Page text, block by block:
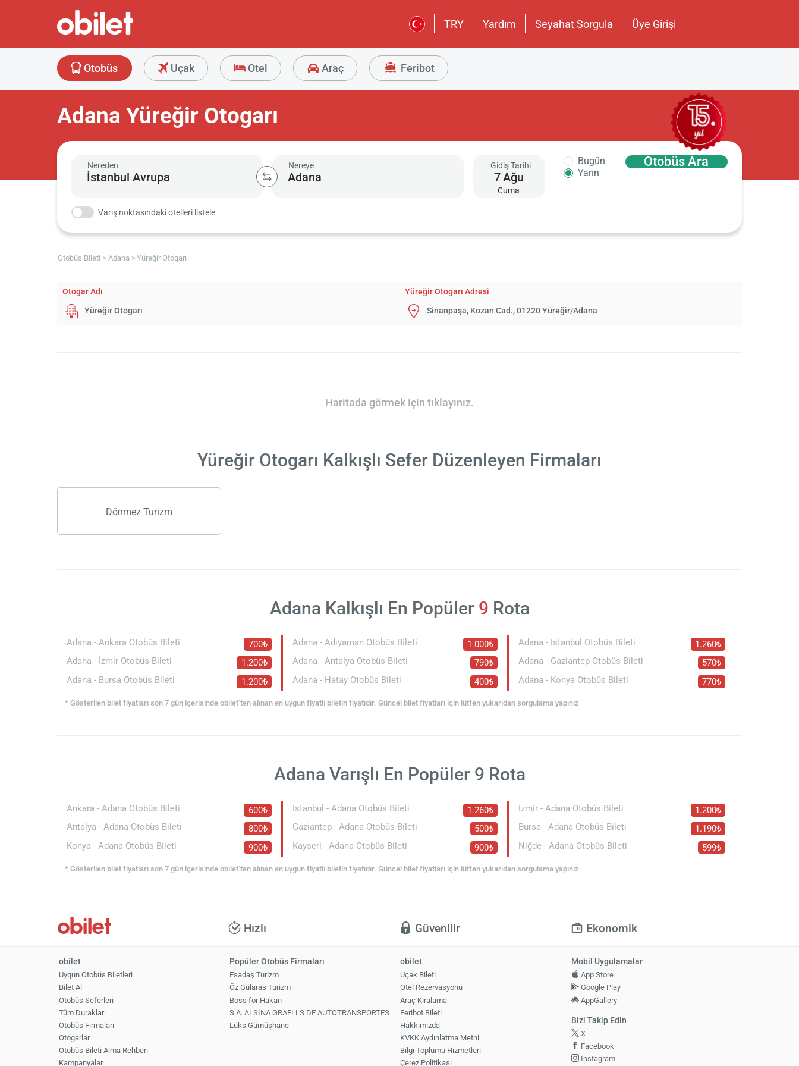
TRY Yardım Seyahat Sorgula Üye Girişi
Otobüs Uçak Otel Araç Feribot
Adana Yüreğir Otogarı
Nereden Nereye Gidiş Tarihi
7Ağu
Cuma
Bugün
Yarın
Otobüs Ara
Varış noktasındaki otelleri listele
Otobüs Bileti Adana Yüreğir Otogarı
Otogar Adı
Yüreğir Otogarı Adresi
Yüreğir Otogarı
Sinanpaşa, Kozan Cad., 01220 Yüreğir/Adana
Haritada görmek için tıklayınız.
Yüreğir Otogarı Kalkışlı Sefer Düzenleyen Firmaları
Dönmez Turizm
Adana Kalkışlı En Popüler 9 Rota
Adana - Ankara Otobüs Bileti 700₺ Adana - Adıyaman Otobüs Bileti 1.000₺ Adana - İstanbul Otobüs Bileti
1.260₺
Adana - İzmir Otobüs Bileti
1.200₺ Adana - Antalya Otobüs Bileti 790₺ Adana - Gaziantep Otobüs Bileti
570₺
Adana - Bursa Otobüs Bileti
1.200₺ Adana - Hatay Otobüs Bileti 400₺ Adana - Konya Otobüs Bileti 770₺
* Gösterilen bilet fiyatları son 7 gün içerisinde obilet’ten alınan en uygun fiyatlı biletin fiyatıdır. Güncel bilet fiyatları için lütfen yukarıdan sorgulama yapınız
Adana Varışlı En Popüler 9 Rota
Ankara - Adana Otobüs Bileti 600₺ İstanbul - Adana Otobüs Bileti 1.260₺ İzmir - Adana Otobüs Bileti
1.200₺
Antalya - Adana Otobüs Bileti
800₺ Gaziantep - Adana Otobüs Bileti 500₺ Bursa - Adana Otobüs Bileti
1.190₺
Konya - Adana Otobüs Bileti
900₺ Kayseri - Adana Otobüs Bileti 900₺ Niğde - Adana Otobüs Bileti 599₺
* Gösterilen bilet fiyatları son 7 gün içerisinde obilet’ten alınan en uygun fiyatlı biletin fiyatıdır. Güncel bilet fiyatları için lütfen yukarıdan sorgulama yapınız
Hızlı Güvenilir Ekonomik
obilet
Uygun Otobüs Biletleri
Bilet Al
Otobüs Seferleri
Tüm Duraklar
Otobüs Firmaları
Otogarlar
Otobüs Bileti Alma Rehberi
Kampanyalar
Popüler Otobüs Firmaları
Esadaş Turizm
Öz Gülaras Turizm
Boss for Hakan
S.A. ALSINA GRAELLS DE AUTOTRANSPORTES
Lüks Gümüşhane
obilet
Uçak Bileti
Otel Rezervasyonu
Araç Kiralama
Feribot Bileti
Hakkımızda
KVKK Aydınlatma Metni
Bilgi Toplumu Hizmetleri
Çerez Politikası
Mobil Uygulamalar
App Store
Google Play
AppGallery
Bizi Takip Edin
X
Facebook
Instagram